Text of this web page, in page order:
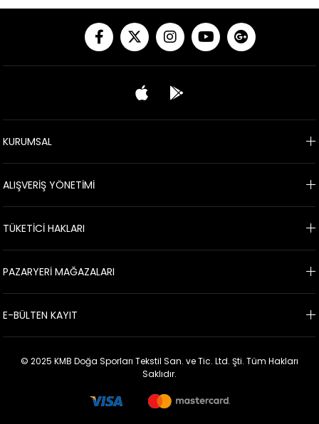
KURUMSAL
ALIŞVERİŞ YÖNETİMİ
TÜKETİCİ HAKLARI
PAZARYERİ MAĞAZALARI
E-BÜLTEN KAYIT
© 2025 KMB Doğa Sporları Tekstil San. ve Tic. Ltd. Şti. Tüm Hakları
Saklıdır.